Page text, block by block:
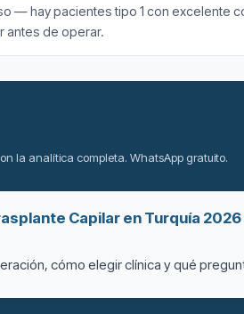
— hay pacientes tipo 1 con excelente
antes de operar.
la analítica completa. WhatsApp gratuito.
Capilar en Turquía 2026
cómo elegir clínica y qué